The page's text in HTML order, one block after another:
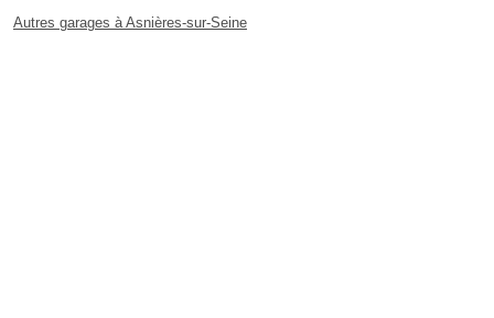
Autres garages à Asnières-sur-Seine